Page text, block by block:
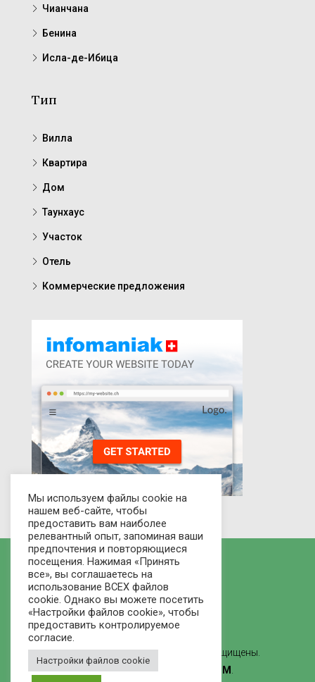
Чианчана
Бенина
Исла-де-Ибица
Тип
Вилла
Квартира
Дом
Таунхаус
Участок
Отель
Коммерческие предложения
© 2021 Рынок домов - Все права защищены.
Сделано
ВЕБ-СТУДИЯ ЛВММ
Мы используем файлы cookie на
нашем веб-сайте, чтобы
предоставить вам наиболее
релевантный опыт, запоминая ваши
предпочтения и повторяющиеся
посещения. Нажимая «Принять
все», вы соглашаетесь на
использование ВСЕХ файлов
cookie. Однако вы можете посетить
«Настройки файлов cookie», чтобы
предоставить контролируемое
согласие.
Настройки файлов cookie